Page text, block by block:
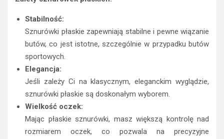
Stabilność:
Sznurówki płaskie zapewniają stabilne i pewne wiązanie
butów, co jest istotne, szczególnie w przypadku butów
sportowych.
Elegancja:
Jeśli zależy Ci na klasycznym, eleganckim wyglądzie,
sznurówki płaskie są doskonałym wyborem.
Wielkość oczek:
Mając płaskie sznurówki, masz większą kontrolę nad
rozmiarem oczek, co pozwala na precyzyjne